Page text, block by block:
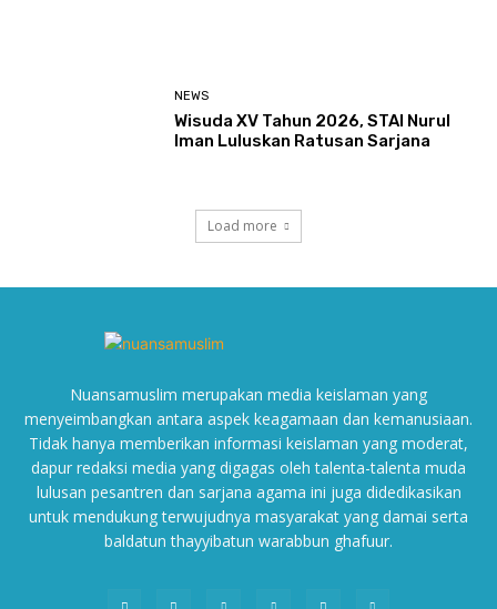
NEWS
Wisuda XV Tahun 2026, STAI Nurul
Iman Luluskan Ratusan Sarjana
Load more
Nuansamuslim merupakan media keislaman yang
menyeimbangkan antara aspek keagamaan dan kemanusiaan.
Tidak hanya memberikan informasi keislaman yang moderat,
dapur redaksi media yang digagas oleh talenta-talenta muda
lulusan pesantren dan sarjana agama ini juga didedikasikan
untuk mendukung terwujudnya masyarakat yang damai serta
baldatun thayyibatun warabbun ghafuur.